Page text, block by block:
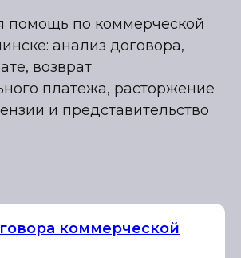
помощь по коммерческой
анализ договора,
возврат
платежа, расторжение
и представительство
коммерческой